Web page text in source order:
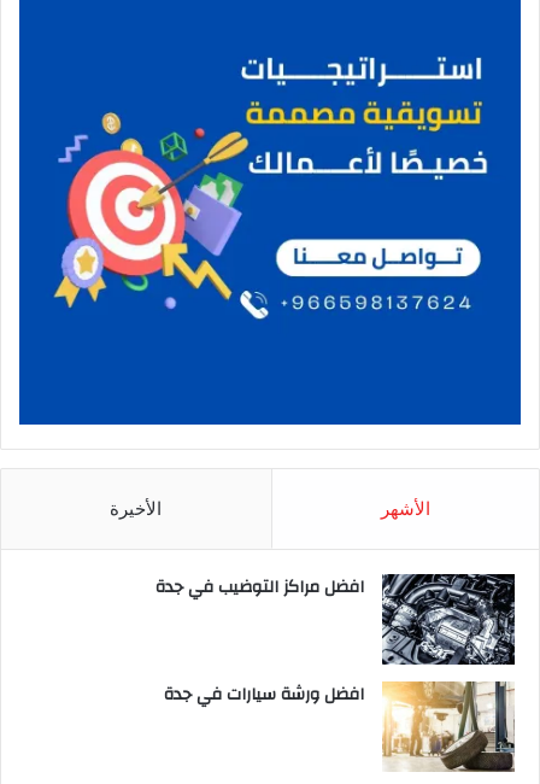
الأشهر الأخيرة
افضل مراكز التوضيب في جدة
افضل ورشة سيارات في جدة